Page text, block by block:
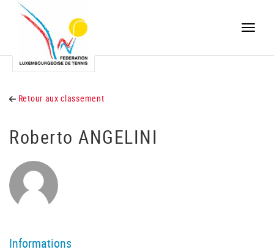
Toggle
Retour aux classement
Roberto ANGELINI
Informations